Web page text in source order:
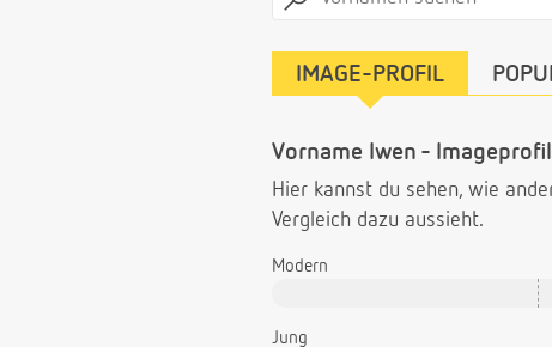
IMAGE-PROFIL
Vorname Iwen - Imageprofil
Hier kannst du sehen, wie
Vergleich dazu aussieht.
Modern
Jung